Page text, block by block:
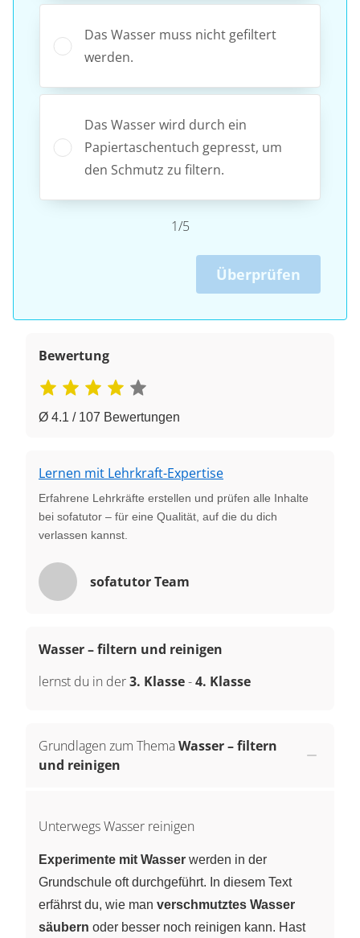
Das Wasser muss nicht gefiltert
werden.
Das Wasser wird durch ein
Papiertaschentuch gepresst, um
den Schmutz zu filtern.
1/5
Überprüfen
Bewertung
Ø 4.1 / 107 Bewertungen
Lernen mit Lehrkraft-Expertise
Erfahrene Lehrkräfte erstellen und prüfen alle Inhalte
bei sofatutor – für eine Qualität, auf die du dich
verlassen kannst.
sofatutor Team
Wasser – filtern und reinigen
lernst du in der3. Klasse-4. Klasse
Grundlagen zum ThemaWasser – filtern
und reinigen
Unterwegs Wasser reinigen
Experimente mit Wasser werden in der
Grundschule oft durchgeführt. In diesem Text
erfährst du, wie man verschmutztes Wasser
säubern oder besser noch reinigen kann. Hast